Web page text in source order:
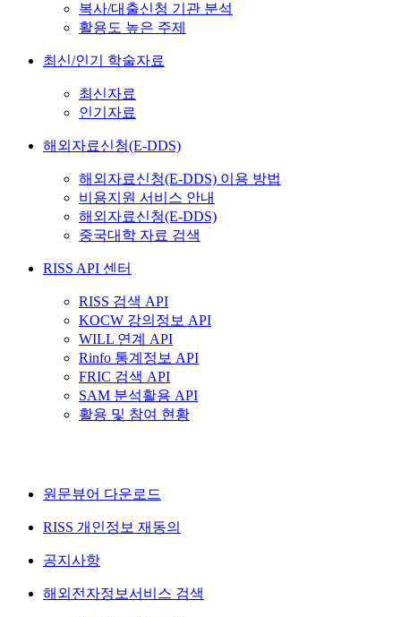
복사/대출신청 기관 분석
활용도 높은 주제
최신/인기 학술자료
최신자료
인기자료
해외자료신청(E-DDS)
해외자료신청(E-DDS) 이용 방법
비용지원 서비스 안내
해외자료신청(E-DDS)
중국대학 자료 검색
RISS API 센터
RISS 검색 API
KOCW 강의정보 API
WILL 연계 API
Rinfo 통계정보 API
FRIC 검색 API
SAM 분석활용 API
활용 및 참여 현황
원문뷰어 다운로드
RISS 개인정보 재동의
공지사항
해외전자정보서비스 검색